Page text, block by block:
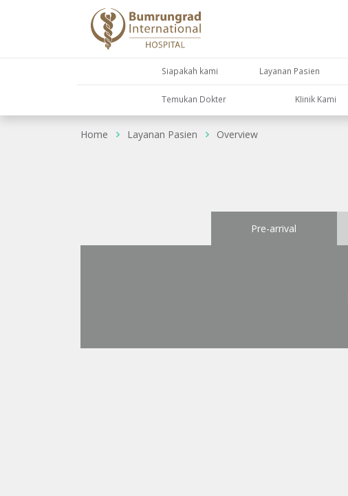
Siapakah kami Layanan Pasien
Temukan Dokter KIinik Kami
Home Layanan Pasien Overview
Pre-arrival